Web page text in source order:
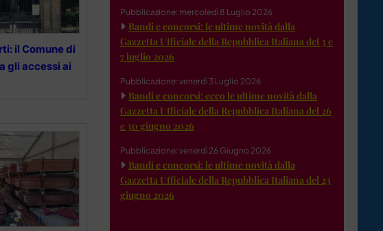
il Comune di
gli accessi ai
Pubblicazione: mercoledì 8 Luglio 2026
Bandi e concorsi: le ultime novità dalla
Gazzetta Ufficiale della Repubblica Italiana del 3 e
7 luglio 2026
Pubblicazione: venerdì 3 Luglio 2026
Bandi e concorsi: ecco le ultime novità dalla
Gazzetta Ufficiale della Repubblica Italiana del 26
e 30 giugno 2026
Pubblicazione: venerdì 26 Giugno 2026
Bandi e concorsi: le ultime novità dalla
Gazzetta Ufficiale della Repubblica Italiana del 23
giugno 2026